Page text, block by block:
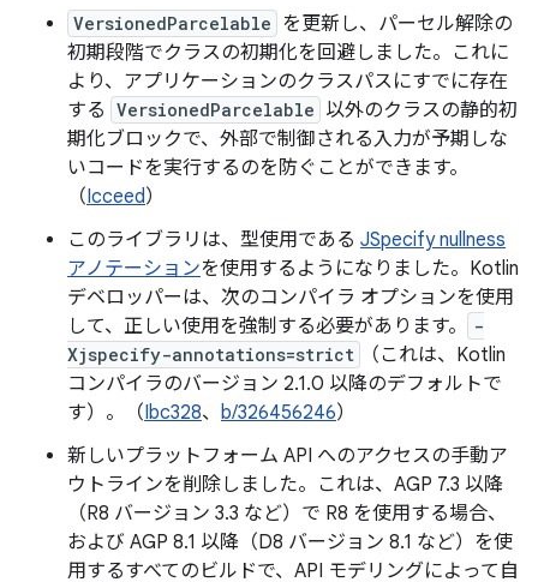
VersionedParcelable を更新し、パーセル解除の
初期段階でクラスの初期化を回避しました。これに
より、アプリケーションのクラスパスにすでに存在
する VersionedParcelable 以外のクラスの静的初
期化ブロックで、外部で制御される入力が予期しな
いコードを実行するのを防ぐことができます。
（Icceed）
このライブラリは、型使用である JSpecify nullness
アノテーションを使用するようになりました。Kotlin
デベロッパーは、次のコンパイラ オプションを使用
して、正しい使用を強制する必要があります。
-
Xjspecify-annotations=strict
（これは、Kotlin
コンパイラのバージョン 2.1.0 以降のデフォルトで
す）。（Ibc328、 b/326456246）
新しいプラットフォーム API へのアクセスの手動ア
ウトラインを削除しました。これは、AGP 7.3 以降
（R8 バージョン 3.3 など）で R8 を使用する場合、
および AGP 8.1 以降（D8 バージョン 8.1 など）を使
用するすべてのビルドで、API モデリングによって自